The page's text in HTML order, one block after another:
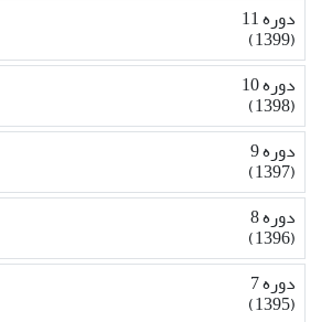
دوره 11
(1399)
دوره 10
(1398)
دوره 9
(1397)
دوره 8
(1396)
دوره 7
(1395)